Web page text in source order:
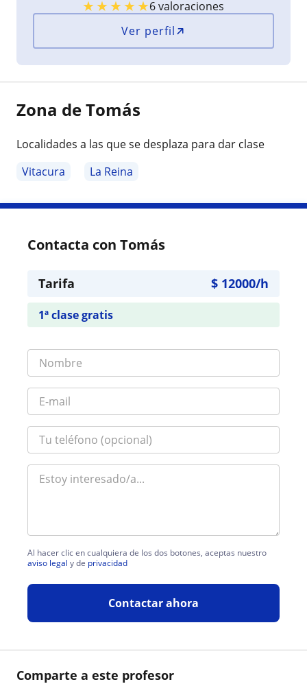
Comparte a este profesor
★★★★★6 valoraciones
Ver perfil
Zona de Tomás
Localidades a las que se desplaza para dar clase
Vitacura
La Reina
Contacta con Tomás
Tarifa $ 12000/h
1ª clase gratis
Al hacer clic en cualquiera de los dos botones, aceptas nuestro
aviso legal y de privacidad
Contactar ahora